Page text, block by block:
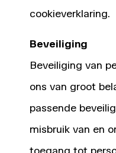
cookieverklaring.
Beveiliging
Beveiliging van
ons van groot
passende
misbruik van en